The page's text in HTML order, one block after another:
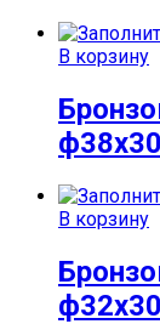
В корзину
В корзину